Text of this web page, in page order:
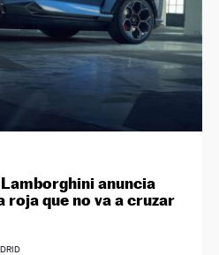
anuncia
roja que no va a cruzar